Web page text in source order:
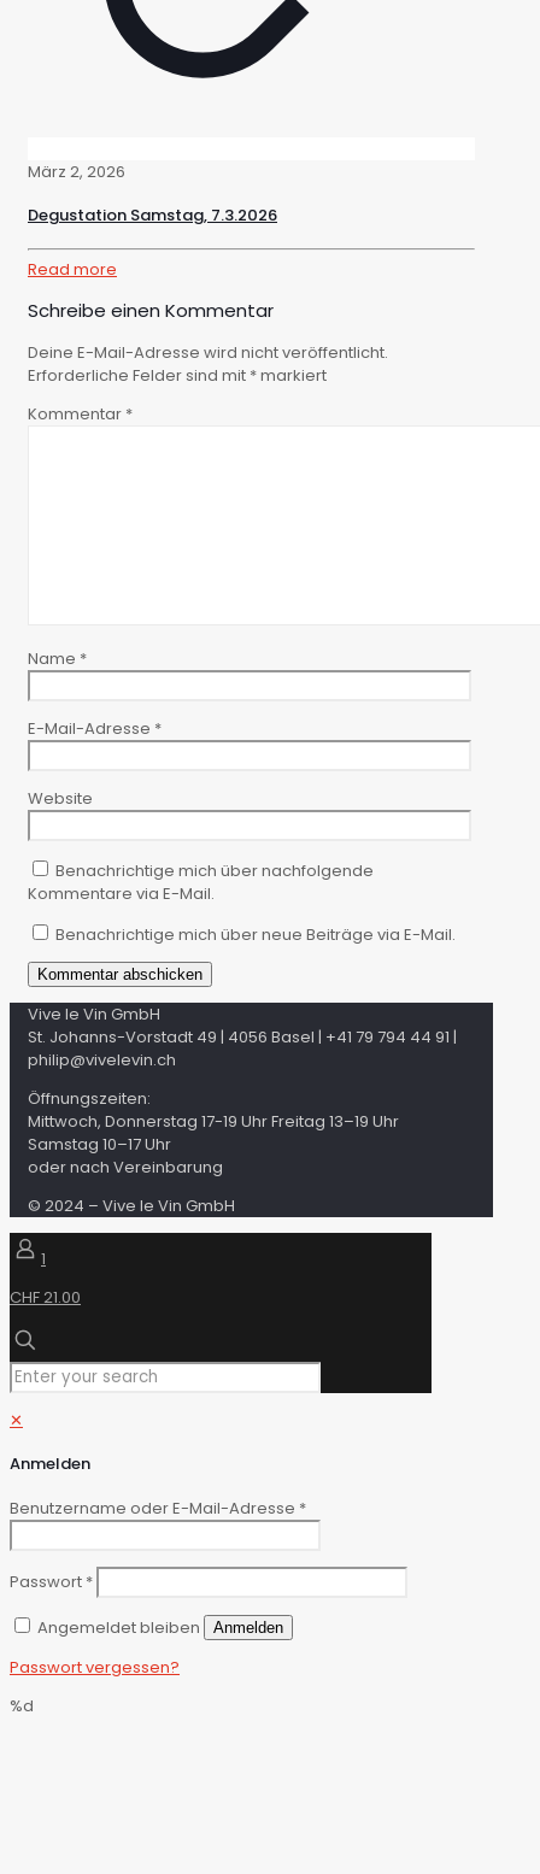
März 2, 2026
Degustation Samstag, 7.3.2026
Read more
Schreibe einen Kommentar
Deine E-Mail-Adresse wird nicht veröffentlicht.
Erforderliche Felder sind mit *markiert
Kommentar *
Name *
E-Mail-Adresse *
Website
Benachrichtige mich über nachfolgende
Kommentare via E-Mail.
Benachrichtige mich über neue Beiträge via E-Mail.
Vive le Vin GmbH
St. Johanns-Vorstadt 49 | 4056 Basel | +41 79 794 44 91 |
philip@vivelevin.ch
Öffnungszeiten:
Mittwoch, Donnerstag 17-19 Uhr Freitag 13–19 Uhr
Samstag 10–17 Uhr
oder nach Vereinbarung
© 2024 – Vive le Vin GmbH
1
CHF 21.00
✕
Anmelden
Benutzername oder E-Mail-Adresse *
Passwort *
Angemeldet bleiben
Anmelden
Passwort vergessen?
%d